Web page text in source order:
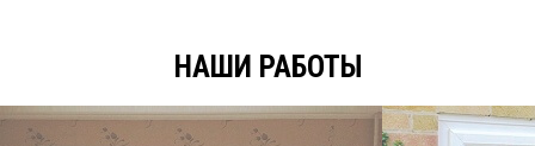
НАШИ РАБОТЫ